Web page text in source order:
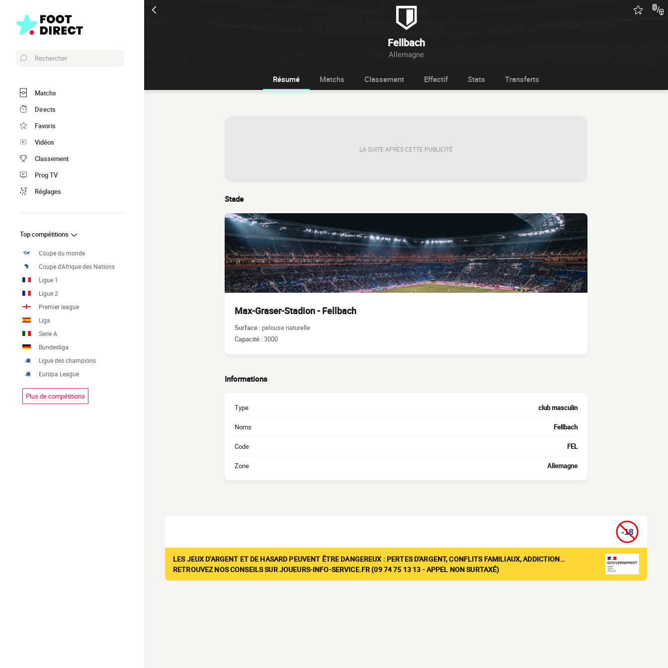
Fellbach
Allemagne
Rechercher
Matchs
Directs
Favoris
Vidéos
Classement
Prog TV
Réglages
Top compétitions
Coupe du monde
Coupe d'Afrique des Nations
Ligue 1
Ligue 2
Premier league
Liga
Serie A
Bundesliga
Ligue des champions
Europa League
Plus de compétitions
Résumé Matchs Classement Effectif Stats Transferts
LA SUITE APRÈS CETTE PUBLICITÉ
Stade
Max-Graser-Stadion - Fellbach
Surface : pelouse naturelle
Capacité :3000
Informations
Type club masculin
Noms Fellbach
Code FEL
Zone Allemagne
LES JEUX D'ARGENT ET DE HASARD PEUVENT ÊTRE DANGEREUX : PERTES D'ARGENT, CONFLITS FAMILIAUX, ADDICTION…
RETROUVEZ NOS CONSEILS SUR JOUEURS-INFO-SERVICE.FR (09 74 75 13 13 - APPEL NON SURTAXÉ)